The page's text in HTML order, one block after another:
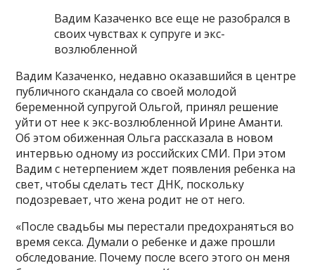
Вадим Казаченко все еще не разобрался в
своих чувствах к супруге и экс-
возлюбленной
Вадим Казаченко, недавно оказавшийся в центре
публичного скандала со своей молодой
беременной супругой Ольгой, принял решение
уйти от нее к экс-возлюбленной Ирине Аманти.
Об этом обиженная Ольга рассказала в новом
интервью одному из российских СМИ. При этом
Вадим с нетерпением ждет появления ребенка на
свет, чтобы сделать тест ДНК, поскольку
подозревает, что жена родит не от него.
«После свадьбы мы перестали предохраняться во
время секса. Думали о ребенке и даже прошли
обследование. Почему после всего этого он меня